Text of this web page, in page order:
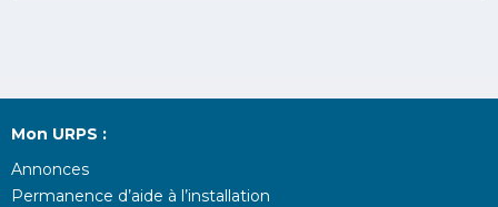
Mon URPS :
Annonces
Permanence d’aide à l’installation